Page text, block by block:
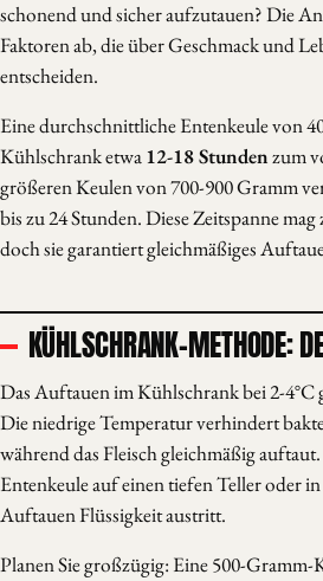
schonend und sicher aufzutauen? Die
Faktoren ab, die über Geschmack und
entscheiden.
Eine durchschnittliche Entenkeule von
Kühlschrank etwa12-18 Stundenzum
größeren Keulen von 700-900 Gramm
bis zu 24 Stunden. Diese Zeitspanne
doch sie garantiert gleichmäßiges
KÜHLSCHRANK-METHODE:
Das Auftauen im Kühlschrank bei 2-4°C
Die niedrige Temperatur verhindert
während das Fleisch gleichmäßig
Entenkeule auf einen tiefen Teller oder in
Auftauen Flüssigkeit austritt.
Planen Sie großzügig: Eine 500-Gramm-